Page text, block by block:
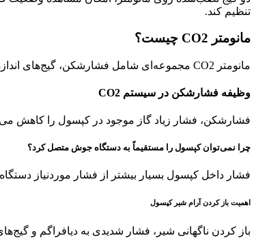
تنظیم کند.
مانومتر CO2 چیست؟
مانومتر CO2 مجموعه‌ای شامل فشارشکن، گیج‌های اندازه‌گیری و اتصالات ورودی و خروجی است که برای کنترل فشار گاز دی‌اکسیدکربن استفاده می‌شود.
وظیفه فشارشکن در سیستم CO2
فشارشکن، فشار زیاد گاز موجود در کپسول را کاهش
چرا نمی‌توان کپسول را مستقیماً به دستگاه جوش متصل کرد؟
فشار داخل کپسول بسیار بیشتر از فشار موردنیاز
اهمیت باز کردن آرام شیر کپسول
باز کردن ناگهانی شیر، فشار شدیدی به دیافراگم و